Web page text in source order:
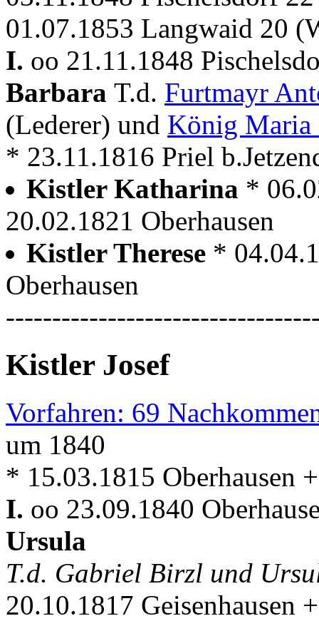
01.07.1853 Langwaid 20
I. oo 21.11.1848
Barbara T.d. Furtmayr
(Lederer) und König Maria
* 23.11.1816 Priel
Kistler Katharina *
20.02.1821 Oberhausen
Kistler Therese *
Oberhausen
Kistler Josef
Vorfahren: 69
um 1840
* 15.03.1815 Oberhausen
I. oo 23.09.1840
Ursula
T.d. Gabriel Birzl und
20.10.1817 Geisenhausen